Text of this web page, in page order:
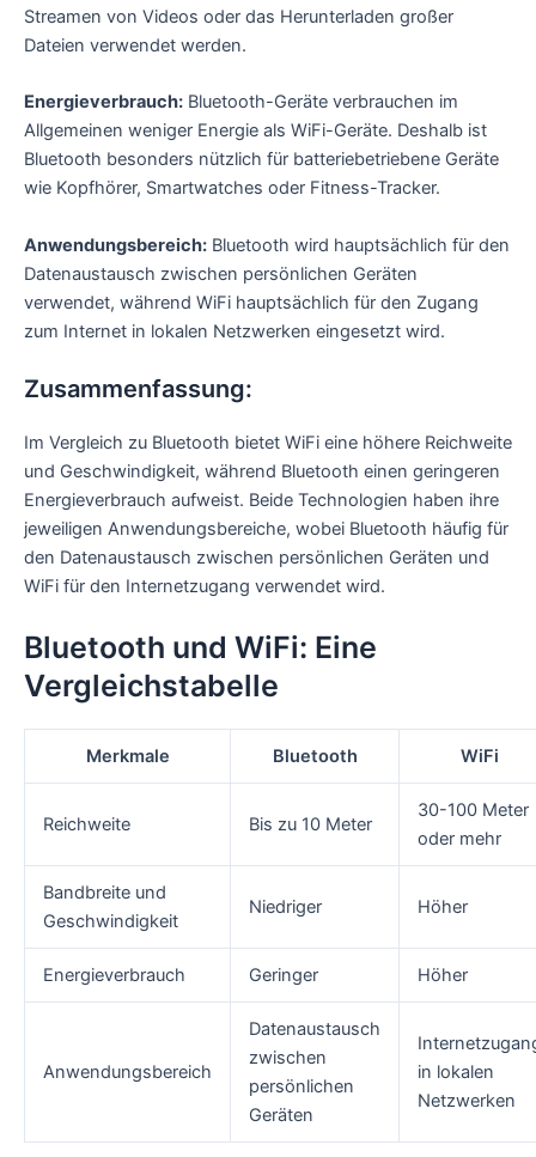
Streamen von Videos oder das Herunterladen großer
Dateien verwendet werden.
Energieverbrauch: Bluetooth-Geräte verbrauchen im
Allgemeinen weniger Energie als WiFi-Geräte. Deshalb ist
Bluetooth besonders nützlich für batteriebetriebene Geräte
wie Kopfhörer, Smartwatches oder Fitness-Tracker.
Anwendungsbereich: Bluetooth wird hauptsächlich für den
Datenaustausch zwischen persönlichen Geräten
verwendet, während WiFi hauptsächlich für den Zugang
zum Internet in lokalen Netzwerken eingesetzt wird.
Zusammenfassung:
Im Vergleich zu Bluetooth bietet WiFi eine höhere Reichweite
und Geschwindigkeit, während Bluetooth einen geringeren
Energieverbrauch aufweist. Beide Technologien haben ihre
jeweiligen Anwendungsbereiche, wobei Bluetooth häufig für
den Datenaustausch zwischen persönlichen Geräten und
WiFi für den Internetzugang verwendet wird.
Bluetooth und WiFi: Eine
Vergleichstabelle
Merkmale Bluetooth WiFi
Reichweite Bis zu 10 Meter
30-100 Meter
oder mehr
Bandbreite und
Geschwindigkeit
Niedriger Höher
Energieverbrauch Geringer Höher
Anwendungsbereich
Datenaustausch
zwischen
persönlichen
Geräten
in lokalen
Netzwerken